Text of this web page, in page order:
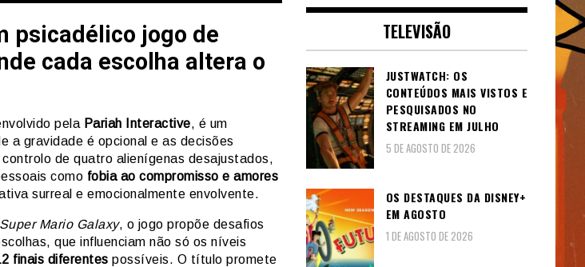
psicadélico jogo de
cada escolha altera o
pela Pariah Interactive, é um
a gravidade é opcional e as decisões
de quatro alienígenas desajustados,
como fobia ao compromisso e amores
surreal e emocionalmente envolvente.
Super Mario Galaxy, o jogo propõe desafios
que influenciam não só os níveis
finais diferentes possíveis. O título promete
TELEVISÃO
JUSTWATCH: OS
CONTEÚDOS MAIS VISTOS E
PESQUISADOS NO
STREAMING EM JULHO
5 DE AGOSTO DE 2026
OS DESTAQUES DA DISNEY+
EM AGOSTO
1 DE AGOSTO DE 2026